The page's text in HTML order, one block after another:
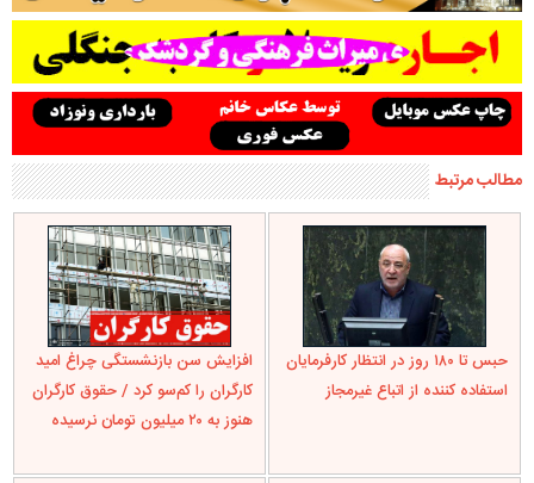
مطالب مرتبط
حبس تا ۱۸۰ روز در انتظار کارفرمایان
استفاده کننده از اتباع غیرمجاز
افزایش سن بازنشستگی چراغ امید
کارگران را کم‌سو کرد / حقوق کارگران
هنوز به ۲۰ میلیون تومان نرسیده